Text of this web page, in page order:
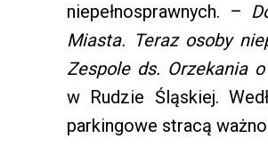
niepełnosprawnych. –
Miasta. Teraz osoby
Zespole ds. Orzekania
w Rudzie Śląskiej.
parkingowe stracą